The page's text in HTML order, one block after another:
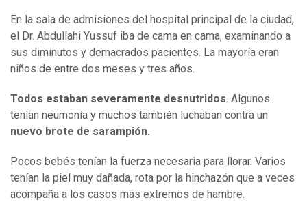
En la sala de admisiones del hospital principal de la ciudad,
el Dr. Abdullahi Yussuf iba de cama en cama, examinando a
sus diminutos y demacrados pacientes. La mayoría eran
niños de entre dos meses y tres años.
Todos estaban severamente desnutridos. Algunos
tenían neumonía y muchos también luchaban contra un
nuevo brote de sarampión.
Pocos bebés tenían la fuerza necesaria para llorar. Varios
tenían la piel muy dañada, rota por la hinchazón que a veces
acompaña a los casos más extremos de hambre.